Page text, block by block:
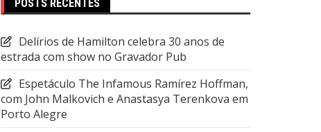
POSTS RECENTES
Delírios de Hamilton celebra 30 anos de
estrada com show no Gravador Pub
Espetáculo The Infamous Ramírez Hoffman,
com John Malkovich e Anastasya Terenkova em
Porto Alegre